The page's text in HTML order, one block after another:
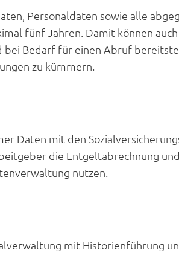
Personaldaten sowie alle
fünf Jahren. Damit können
Bedarf für einen Abruf
zu kümmern.
Daten mit den
die Entgeltabrechnung
nutzen.
mit Historienführung